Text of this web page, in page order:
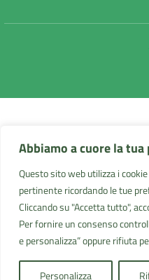
Abbiamo a cuore la tua
Questo sito web utilizza i
pertinente ricordando le tue
Cliccando su "Accetta tutto",
Per fornire un consenso
e personalizza” oppure rifiuta
Personalizza